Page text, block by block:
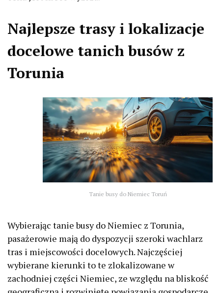
Najlepsze trasy i lokalizacje
docelowe tanich busów z
Torunia
Tanie busy do Niemiec Toruń
Wybierając tanie busy do Niemiec z Torunia,
pasażerowie mają do dyspozycji szeroki wachlarz
tras i miejscowości docelowych. Najczęściej
wybierane kierunki to te zlokalizowane w
zachodniej części Niemiec, ze względu na bliskość